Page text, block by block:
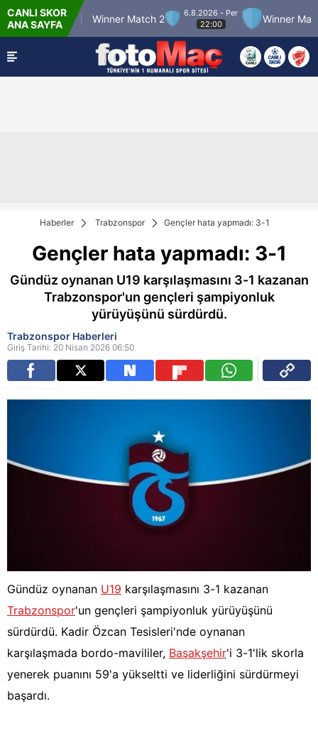
CANLI SKOR
ANA SAYFA
Match 12 Winner Match 2
6.8.2026 - Per
22:00
Winner Match
Haberler Trabzonspor Gençler hata yapmadı: 3-1
Gençler hata yapmadı: 3-1
Gündüz oynanan U19 karşılaşmasını 3-1 kazanan
Trabzonspor'un gençleri şampiyonluk
yürüyüşünü sürdürdü.
Trabzonspor Haberleri
Giriş Tarihi: 20 Nisan 2026 06:50
Gündüz oynanan U19 karşılaşmasını 3-1 kazanan
Trabzonspor'un gençleri şampiyonluk yürüyüşünü
sürdürdü. Kadir Özcan Tesisleri'nde oynanan
karşılaşmada bordo-mavililer, Başakşehir'i 3-1'lik skorla
yenerek puanını 59'a yükseltti ve liderliğini sürdürmeyi
başardı.